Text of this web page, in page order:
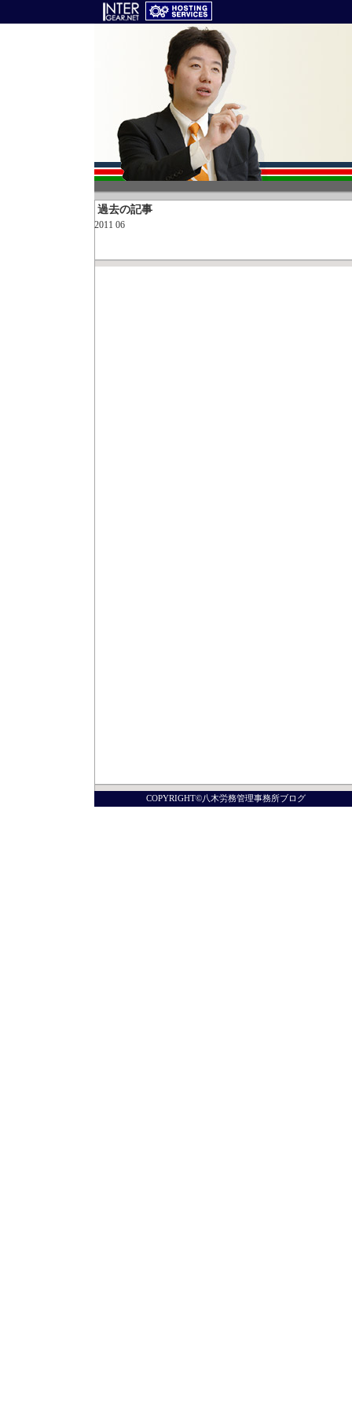
過去の記事
2011 06
COPYRIGHT©八木労務管理事務所ブログ